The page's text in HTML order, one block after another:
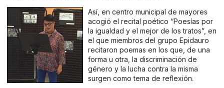
Así, en centro municipal de mayores
acogió el recital poético “Poesías por
la igualdad y el mejor de los tratos”, en
el que miembros del grupo Epidauro
recitaron poemas en los que, de una
forma u otra, la discriminación de
género y la lucha contra la misma
surgen como tema de reflexión.